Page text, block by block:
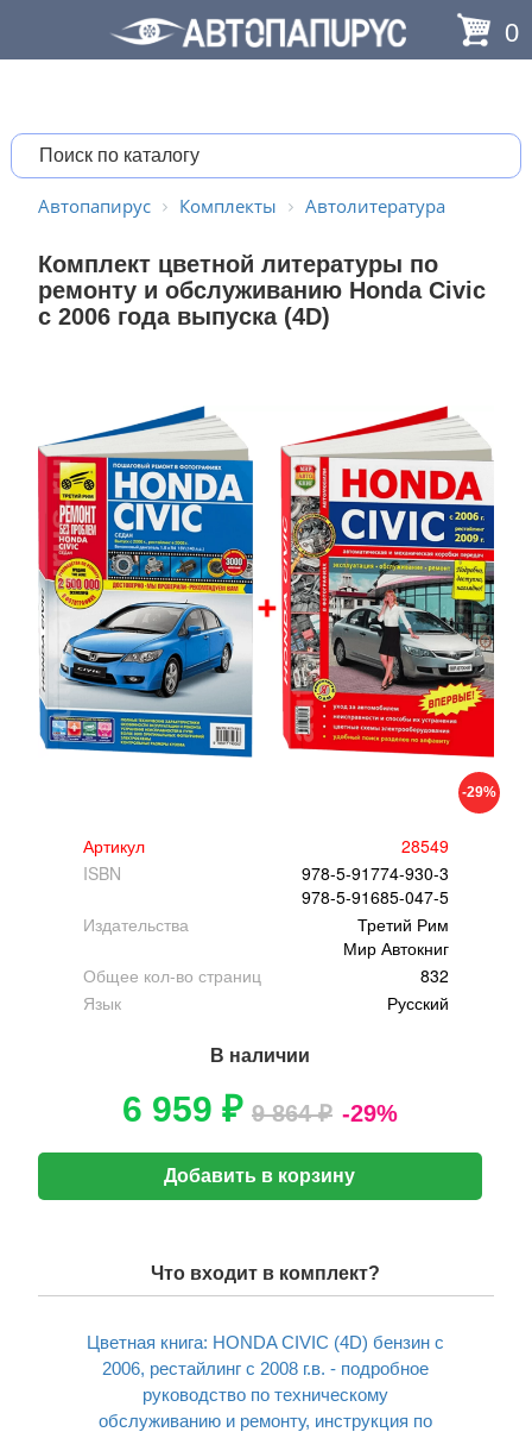
0
Автопапирус Комплекты Автолитература
Комплект цветной литературы по
ремонту и обслуживанию Honda Civic
с 2006 года выпуска (4D)
-29%
Артикул
28549
ISBN
978-5-91774-930-3
978-5-91685-047-5
Издательства
Третий Рим
Мир Автокниг
Общее кол-во страниц
832
Язык
Русский
В наличии
6 959 ₽ 9 864 ₽ -29%
Добавить в корзину
Что входит в комплект?
Цветная книга: HONDA CIVIC (4D) бензин с
2006, рестайлинг с 2008 г.в. - подробное
руководство по техническому
обслуживанию и ремонту, инструкция по